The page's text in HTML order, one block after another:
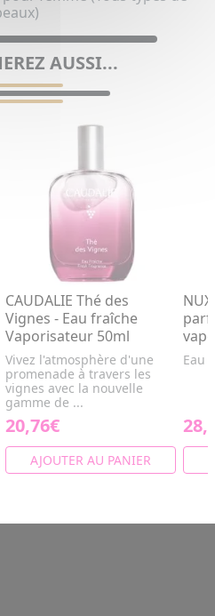
AUSSI...
CAUDALIE Thé des
Vignes - Eau fraîche
Vaporisateur 50ml
Vivez l'atmosphère d'une
promenade à travers les
vignes avec la nouvelle
gamme de ...
20,76€
AJOUTER AU PANIER
Eau